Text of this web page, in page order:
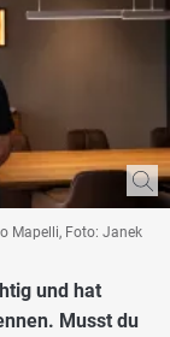
Mapelli, Foto: Janek
und hat
Musst du